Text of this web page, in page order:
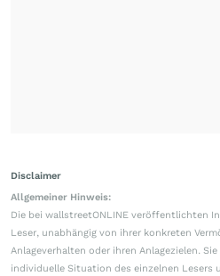
Disclaimer
Allgemeiner Hinweis:
Die bei wallstreetONLINE veröffentlichten
Leser, unabhängig von ihrer konkreten
Anlageverhalten oder ihren Anlagezielen.
individuelle Situation des einzelnen Lesers